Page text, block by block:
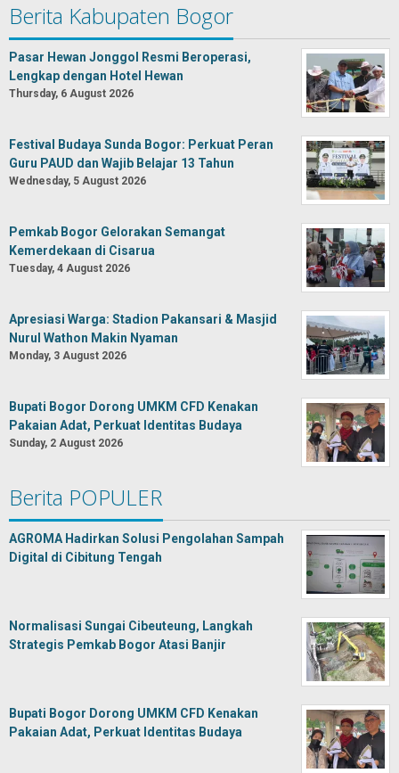
Berita Kabupaten Bogor
Pasar Hewan Jonggol Resmi Beroperasi,
Lengkap dengan Hotel Hewan
Thursday, 6 August 2026
Festival Budaya Sunda Bogor: Perkuat Peran
Guru PAUD dan Wajib Belajar 13 Tahun
Wednesday, 5 August 2026
Pemkab Bogor Gelorakan Semangat
Kemerdekaan di Cisarua
Tuesday, 4 August 2026
Apresiasi Warga: Stadion Pakansari & Masjid
Nurul Wathon Makin Nyaman
Monday, 3 August 2026
Bupati Bogor Dorong UMKM CFD Kenakan
Pakaian Adat, Perkuat Identitas Budaya
Sunday, 2 August 2026
Berita POPULER
AGROMA Hadirkan Solusi Pengolahan Sampah
Digital di Cibitung Tengah
Normalisasi Sungai Cibeuteung, Langkah
Strategis Pemkab Bogor Atasi Banjir
Bupati Bogor Dorong UMKM CFD Kenakan
Pakaian Adat, Perkuat Identitas Budaya